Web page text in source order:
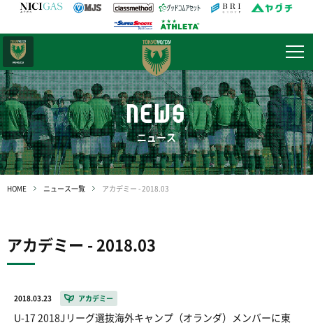
NEWS
ニュース
HOME ニュース一覧 アカデミー - 2018.03
アカデミー - 2018.03
2018.03.23 アカデミー
U-17 2018Jリーグ選抜海外キャンプ（オランダ）メンバーに東